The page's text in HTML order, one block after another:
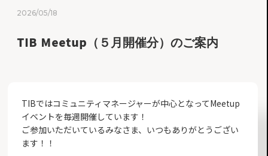
2026/05/18
TIB Meetup（５月開催分）のご案内
TIBではコミュニティマネージャーが中心となってMeetup
イベントを毎週開催しています！
ご参加いただいているみなさま、いつもありがとうござい
ます！！